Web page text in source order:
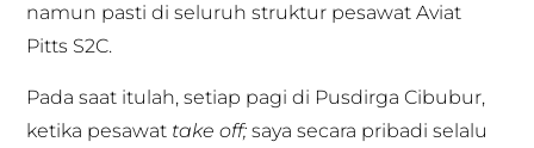
namun pasti di seluruh struktur pesawat Aviat
Pitts S2C.
Pada saat itulah, setiap pagi di Pusdirga Cibubur,
ketika pesawat take off; saya secara pribadi selalu